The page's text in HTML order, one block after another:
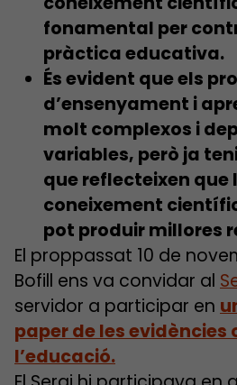
fonamental per
pràctica educativa.
És evident que els
d’ensenyament i
molt complexos i
variables, però ja
que reflecteixen que
coneixement
pot produir millores
El proppassat 10 de
Bofill ens va convidar al
servidor a participar en
paper de les evidències
l’educació.